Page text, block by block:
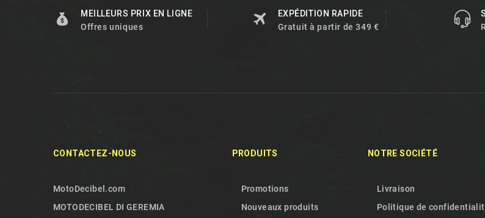
MEILLEURS PRIX EN LIGNE
Offres uniques
EXPÉDITION RAPIDE
Gratuit à partir de 349 €
CONTACTEZ-NOUS
MotoDecibel.com
MOTODECIBEL DI GEREMIA
PRODUITS
Promotions
Nouveaux produits
NOTRE SOCIÉTÉ
Livraison
Politique de